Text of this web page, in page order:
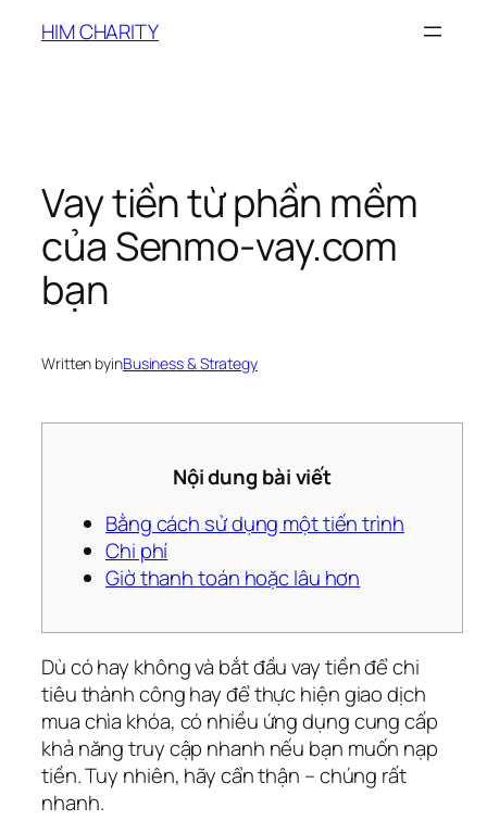
HIM CHARITY
Vay tiền từ phần mềm
của Senmo-vay.com
bạn
Written byinBusiness & Strategy
Nội dung bài viết
Bằng cách sử dụng một tiến trình
Chi phí
Giờ thanh toán hoặc lâu hơn
Dù có hay không và bắt đầu vay tiền để chi
tiêu thành công hay để thực hiện giao dịch
mua chìa khóa, có nhiều ứng dụng cung cấp
khả năng truy cập nhanh nếu bạn muốn nạp
tiền. Tuy nhiên, hãy cẩn thận – chúng rất
nhanh.